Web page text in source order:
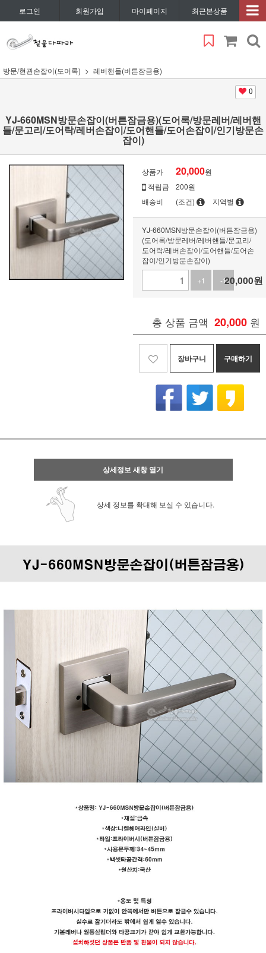
로그인 회원가입 마이페이지 최근본상품
방문/현관손잡이(도어록) 레버핸들(버튼잠금용)
0
YJ-660MSN방문손잡이(버튼잠금용)(도어록/방문레버/레버핸
들/문고리/도어락/레버손잡이/도어핸들/도어손잡이/인기방문손
잡이)
상품가 20,000원
적립금
200원
배송비
(조건) 지역별
YJ-660MSN방문손잡이(버튼잠금용)
(도어록/방문레버/레버핸들/문고리/
도어락/레버손잡이/도어핸들/도어손
잡이/인기방문손잡이)
+1
-120,000원
총 상품 금액 20,000 원
장바구니 구매하기
상세정보 새창 열기
상세 정보를 확대해 보실 수 있습니다.